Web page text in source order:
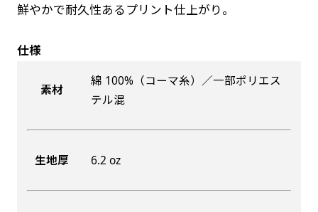
鮮やかで耐久性あるプリント仕上がり。
仕様
素材
綿 100%（コーマ糸）／一部ポリエス
テル混
生地厚 6.2 oz
4mまたは5mのポールが必要です。
掛け軸のように吊り下げ式にします。上部に棒袋
際の装飾などにとてもお役立ち！
4mまたは5mのポールが必要です。
掛け軸のように吊り下げ式にします。上部に棒袋
際の装飾などにとてもお役立ち！